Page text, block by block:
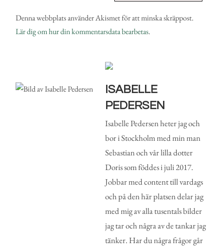
Denna webbplats använder Akismet för att minska skräppost.
Lär dig om hur din kommentarsdata bearbetas.
ISABELLE
PEDERSEN
Isabelle Pedersen heter jag och
bor i Stockholm med min man
Sebastian och vår lilla dotter
Doris som föddes i juli 2017.
Jobbar med content till vardags
och på den här platsen delar jag
med mig av alla tusentals bilder
jag tar och några av de tankar jag
tänker. Har du några frågor går